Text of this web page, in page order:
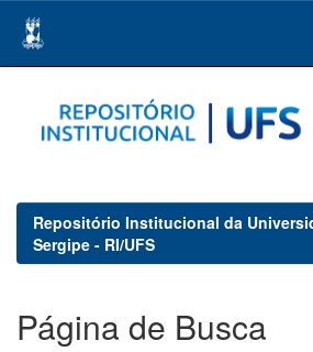
navigation
Repositório Institucional da
Sergipe - RI/UFS
Página de Busca